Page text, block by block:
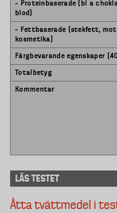
– Proteinbaserade (bl a
blod)
– Fettbaserade (stekfett,
kosmetika)
Färgbevarande egenskaper
Totalbetyg
Kommentar
LÄS TESTET
Åtta tvättmedel i